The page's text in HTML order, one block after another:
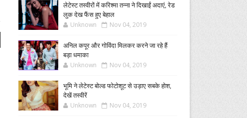
लेटेस्ट तस्वीरों में करिश्मा तन्ना ने दिखाईं अदाएं, रेड
लुक देख फैंस हुए बेहाल
Unknown Nov 04, 2019
अनिल कपूर और गोविंदा मिलकर करने जा रहे हैं
बड़ा धमाका
Unknown Nov 04, 2019
भूमि ने लेटेस्ट बोल्ड फोटोशूट से उड़ाए सबके होश,
देखें तस्वीरें
Unknown Nov 04, 2019